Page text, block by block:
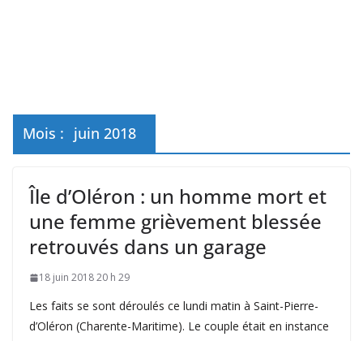
Mois : juin 2018
Île d’Oléron : un homme mort et
une femme grièvement blessée
retrouvés dans un garage
18 juin 2018 20 h 29
Les faits se sont déroulés ce lundi matin à Saint-Pierre-
d’Oléron (Charente-Maritime). Le couple était en instance